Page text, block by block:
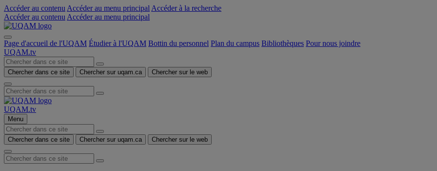
Accéder au contenu Accéder au menu principal Accéder à la recherche
Accéder au contenu Accéder au menu principal
Page d'accueil de l'UQAM Étudier à l'UQAM Bottin du personnel Plan du campus Bibliothèques Pour nous joindre
UQAM.tv
Chercher dans ce site Chercher sur uqam.ca Chercher sur le web
UQAM.tv
Menu
Chercher dans ce site Chercher sur uqam.ca Chercher sur le web